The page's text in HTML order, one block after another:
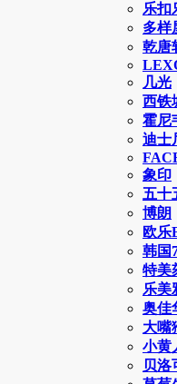
乐扣
多样
乾唐
几光
西铁
霍尼
迪士
象印
五十
博朗
欧乐
韩国
特美
乐美
奥佳
大嘴
小黄
贝洛